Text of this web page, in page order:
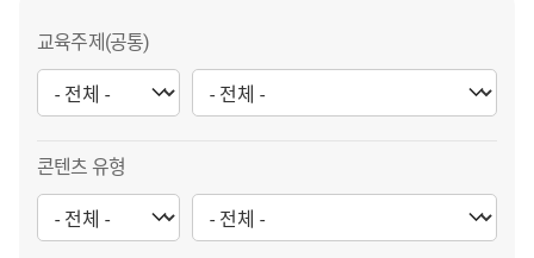
교육주제(공통)
콘텐츠 유형